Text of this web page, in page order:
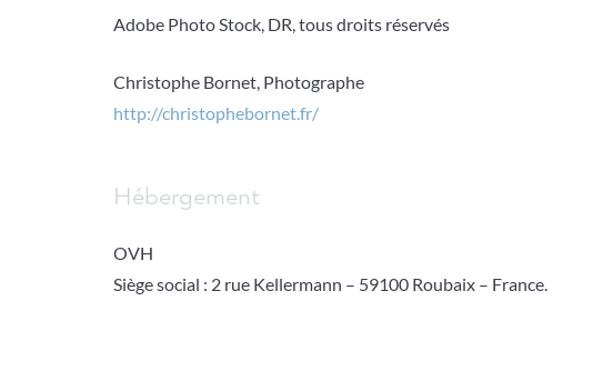
Adobe Photo Stock, DR, tous droits réservés
Christophe Bornet, Photographe
http://christophebornet.fr/
Hébergement
OVH
Siège social : 2 rue Kellermann – 59100 Roubaix – France.